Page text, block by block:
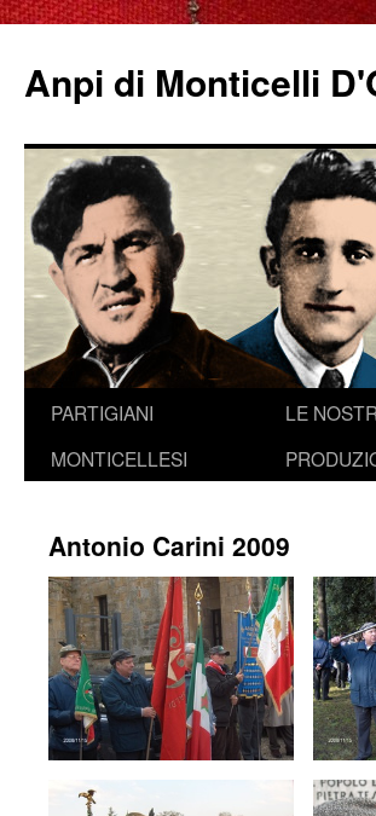
Anpi di Monticelli
VaiPARTIGIANI
MONTICELLESI
LE
Antonio Carini 2009